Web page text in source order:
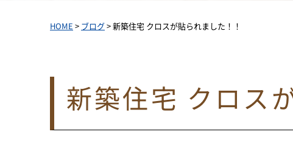
HOME > ブログ>新築住宅 クロスが貼られました！！
新築住宅 クロス